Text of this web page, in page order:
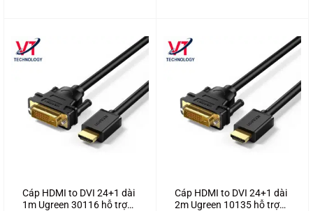
Cáp HDMI to DVI 24+1 dài
1m Ugreen 30116 hỗ trợ
Cáp HDMI to DVI 24+1 dài
2m Ugreen 10135 hỗ trợ